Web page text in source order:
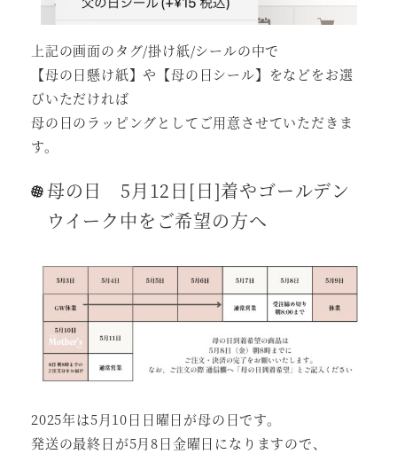
上記の画面のタグ/掛け紙/シールの中で
【母の日懸け紙】や【母の日シール】をなどをお選
びいただければ
母の日のラッピングとしてご用意させていただきま
す。
母の日 5月12日[日]着やゴールデン
ウイーク中をご希望の方へ
2025年は5月10日日曜日が母の日です。
発送の最終日が5月8日金曜日になりますので、